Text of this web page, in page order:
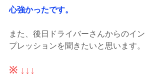
心強かったです。
また、後日ドライバーさんからのイン
プレッションを聞きたいと思います。
※ ↓↓↓